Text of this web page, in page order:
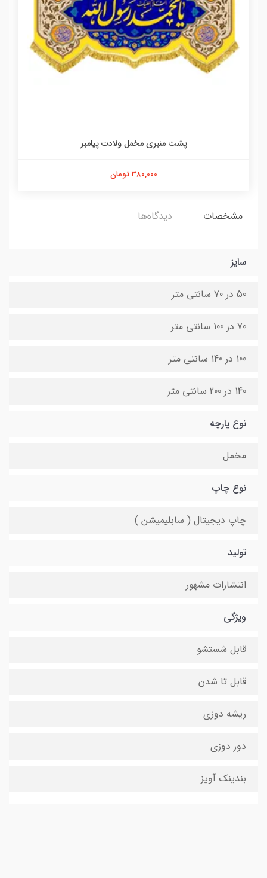
پشت منبری مخمل ولادت پیامبر
380,000 تومان
مشخصات دیدگاه‌ها
سایز
50 در 70 سانتی متر
70 در 100 سانتی متر
100 در 140 سانتی متر
140 در 200 سانتی متر
نوع پارچه
مخمل
نوع چاپ
چاپ دیجیتال ( سابلیمیشن )
تولید
انتشارات مشهور
ویژگی
قابل شستشو
قابل تا شدن
ریشه دوزی
دور دوزی
بندینک آویز